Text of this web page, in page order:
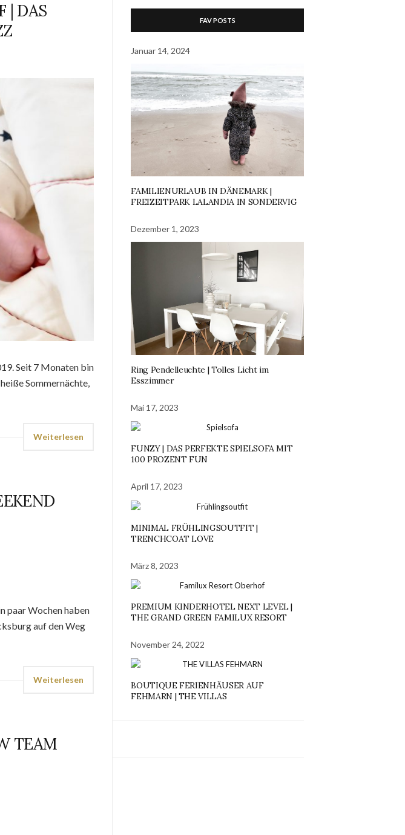
| DAS
Seit 7 Monaten bin
Sommernächte,
Weiterlesen
paar Wochen haben
auf den Weg
Weiterlesen
TEAM
FAV POSTS
Januar 14, 2024
FAMILIENURLAUB IN DÄNEMARK |
FREIZEITPARK LALANDIA IN SONDERVIG
Dezember 1, 2023
Ring Pendelleuchte | Tolles Licht im
Esszimmer
Mai 17, 2023
FUNZY | DAS PERFEKTE SPIELSOFA MIT
100 PROZENT FUN
April 17, 2023
MINIMAL FRÜHLINGSOUTFIT |
TRENCHCOAT LOVE
März 8, 2023
PREMIUM KINDERHOTEL NEXT LEVEL |
THE GRAND GREEN FAMILUX RESORT
November 24, 2022
BOUTIQUE FERIENHÄUSER AUF
FEHMARN | THE VILLAS